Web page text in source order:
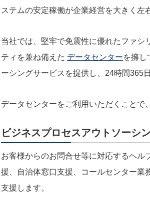
ステムの安定稼働が企業経営を大きく左
当社では、堅牢で免震性に優れたファシ
ティを兼ね備えた データセンターを擁し
ーシングサービスを提供し、24時間365
データセンターをご利用いただくことで
ビジネスプロセスアウトソーシ
お客様からのお問合せ等に対応するヘル
援、自治体窓口支援、コールセンター業
支援します。